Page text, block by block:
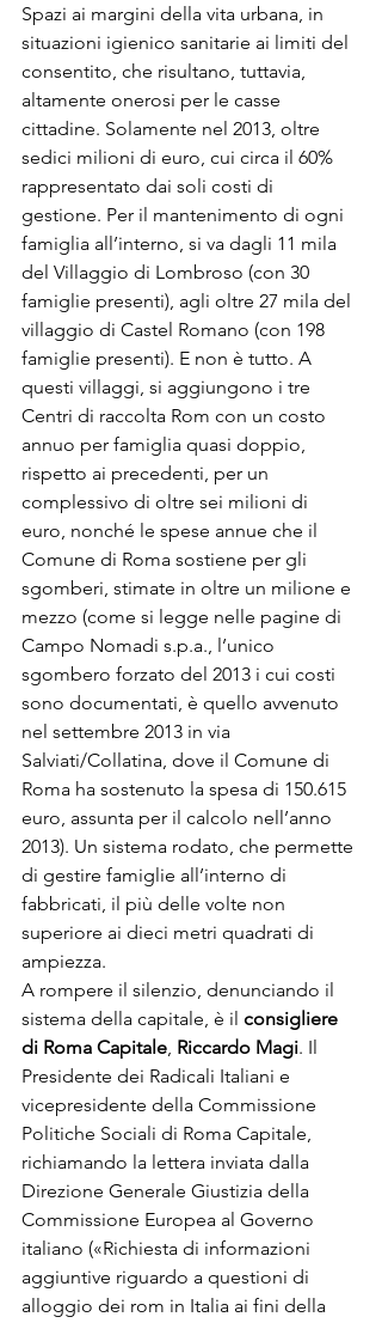
Spazi ai margini della vita urbana, in
situazioni igienico sanitarie ai limiti del
consentito, che risultano, tuttavia,
altamente onerosi per le casse
cittadine. Solamente nel 2013, oltre
sedici milioni di euro, cui circa il 60%
rappresentato dai soli costi di
gestione. Per il mantenimento di ogni
famiglia all’interno, si va dagli 11 mila
del Villaggio di Lombroso (con 30
famiglie presenti), agli oltre 27 mila del
villaggio di Castel Romano (con 198
famiglie presenti). E non è tutto. A
questi villaggi, si aggiungono i tre
Centri di raccolta Rom con un costo
annuo per famiglia quasi doppio,
rispetto ai precedenti, per un
complessivo di oltre sei milioni di
euro, nonché le spese annue che il
Comune di Roma sostiene per gli
sgomberi, stimate in oltre un milione e
mezzo (come si legge nelle pagine di
Campo Nomadi s.p.a., l’unico
sgombero forzato del 2013 i cui costi
sono documentati, è quello avvenuto
nel settembre 2013 in via
Salviati/Collatina, dove il Comune di
Roma ha sostenuto la spesa di 150.615
euro, assunta per il calcolo nell’anno
2013). Un sistema rodato, che permette
di gestire famiglie all’interno di
fabbricati, il più delle volte non
superiore ai dieci metri quadrati di
ampiezza.
A rompere il silenzio, denunciando il
sistema della capitale, è il consigliere
di Roma Capitale, Riccardo Magi. Il
Presidente dei Radicali Italiani e
vicepresidente della Commissione
Politiche Sociali di Roma Capitale,
richiamando la lettera inviata dalla
Direzione Generale Giustizia della
Commissione Europea al Governo
italiano («Richiesta di informazioni
aggiuntive riguardo a questioni di
alloggio dei rom in Italia ai fini della